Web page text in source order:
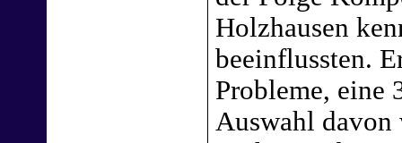
Holzhausen
beeinflussten.
Probleme, eine
Auswahl